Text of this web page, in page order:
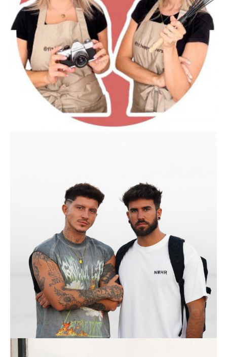
FIT_HAPPY_SISTERS
FOODIE
GUAKAME
FOODIE